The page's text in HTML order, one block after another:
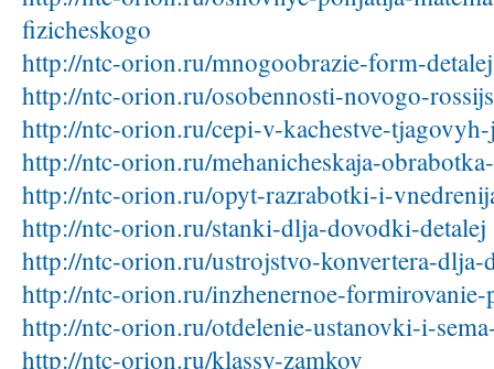
fizicheskogo
http://ntc-orion.ru/mnogoobrazie-form-detalej
http://ntc-orion.ru/osobennosti-novogo-
http://ntc-orion.ru/cepi-v-kachestve-
http://ntc-orion.ru/mehanicheskaja-
http://ntc-orion.ru/opyt-razrabotki-i-
http://ntc-orion.ru/stanki-dlja-dovodki-detalej
http://ntc-orion.ru/ustrojstvo-konvertera-
http://ntc-orion.ru/inzhenernoe-formirovanie-
http://ntc-orion.ru/otdelenie-ustanovki-i-
http://ntc-orion.ru/klassy-zamkov